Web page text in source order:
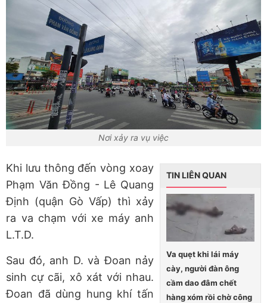
Nơi xảy ra vụ việc
TIN LIÊN QUAN
Va quẹt khi lái máy
cày, người đàn ông
cầm dao đâm chết
hàng xóm rồi chờ công
Khi lưu thông đến vòng xoay
Phạm Văn Đồng - Lê Quang
Định (quận Gò Vấp) thì xảy
ra va chạm với xe máy anh
L.T.D.
Sau đó, anh D. và Đoan nảy
sinh cự cãi, xô xát với nhau.
Đoan đã dùng hung khí tấn